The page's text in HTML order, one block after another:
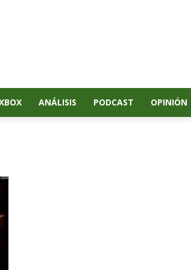
ANÁLISIS PODCAST OPINIÓN